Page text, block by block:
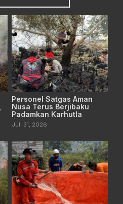
Personel Satgas Aman
Nusa Terus Berjibaku
Padamkan Karhutla
Juli 31, 2026